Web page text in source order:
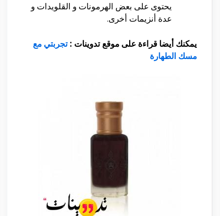
يحتوى على بعض الهرمونات و القلويدات و
عدة أنزيمات أخرى.
يمكنك أيضا قراءة على موقع تدوينات : تجربتي مع
مسك الطهارة